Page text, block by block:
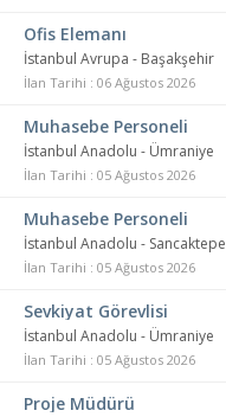
Ofis Elemanı
İstanbul Avrupa - Başakşehir
İlan Tarihi : 06 Ağustos 2026
Muhasebe Personeli
İstanbul Anadolu - Ümraniye
İlan Tarihi : 05 Ağustos 2026
Muhasebe Personeli
İstanbul Anadolu - Sancaktepe
İlan Tarihi : 05 Ağustos 2026
Sevkiyat Görevlisi
İstanbul Anadolu - Ümraniye
İlan Tarihi : 05 Ağustos 2026
Proje Müdürü